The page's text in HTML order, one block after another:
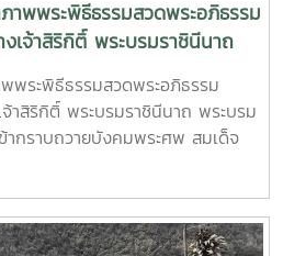
shaping techniques,
of sushi, and attractive
attention was given to
food safety, and value
directly from a
to connect academic
techniques and industry
also introduced students to
expectations, product
Prawn IndustryChiang Mai,
– The Faculty of Fisheries
seminar entitled “The
Prawn Business” at Room
leading industry professionals
practitioners to share
real-world experiences with
the aquaculture
รู้จากผู้ประกอบการสู่ห้องเรียน การ
เครือข่ายความร่วมมือกับภาค
การของอุตสาหกรรมบรรยากาศ
บอุ่นและสร้างสรรค์ สะท้อนถึงความ
น และความมุ่งมั่นร่วมกันในการขับ
มงและทรัพยากรทางน้ำให้ก้าวสู่
บคู่กับการสร้างประโยชน์ให้แก่ภาค
ยืน"ศิษย์เก่าคือพลังสำคัญในการ
วิทยาลัยสู่ภาคปฏิบัติ และเป็นเครือ
ภาพพระพิธีธรรมสวดพระอภิธรรม
เจ้าสิริกิติ์ พระบรมราชินีนาถ
ง พร้อมเข้ากราบถวายบังคม
ธอ เจ้าฟ้าพัชรกิติยาภา นเรนทิ
สาริณีสิริพัชร มหาวัชรราชธิดา
พพระพิธีธรรมสวดพระอภิธรรม
าสิริกิติ์ พระบรมราชินีนาถ พระบรม
กราบถวายบังคมพระศพ สมเด็จ
ธิดา วันอังคารที่ 4 สิงหาคม 2569
ทรงพระกรุณาโปรดเกล้าฯ
าตให้ รองศาสตราจารย์ ดร.วีระพล